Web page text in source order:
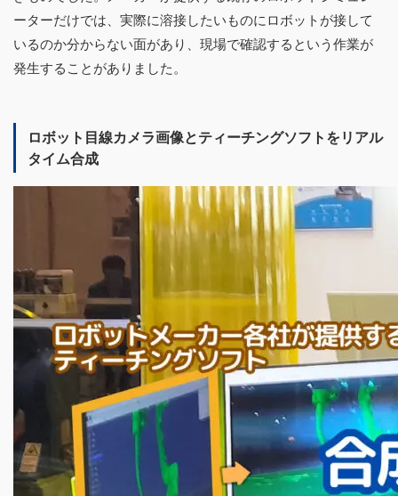
ーターだけでは、実際に溶接したいものにロボットが接して
いるのか分からない面があり、現場で確認するという作業が
発生することがありました。
ロボット目線カメラ画像とティーチングソフトをリアル
タイム合成